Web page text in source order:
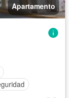
Apartamento